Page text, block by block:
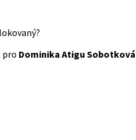
pro Dominika Atigu Sobotková